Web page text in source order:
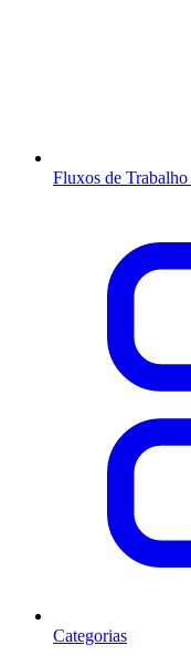
Fluxos de Trabalho
Categorias